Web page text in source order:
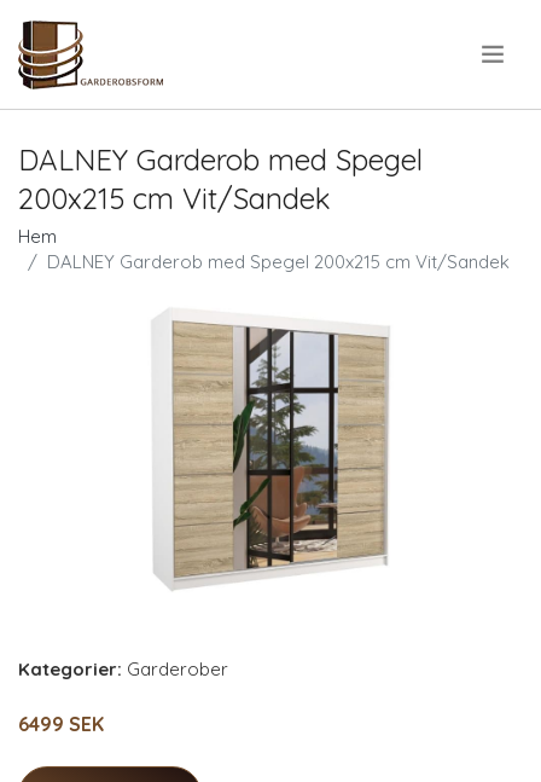
DALNEY Garderob med Spegel
200x215 cm Vit/Sandek
Hem
DALNEY Garderob med Spegel 200x215 cm Vit/Sandek
Kategorier: Garderober
6499 SEK